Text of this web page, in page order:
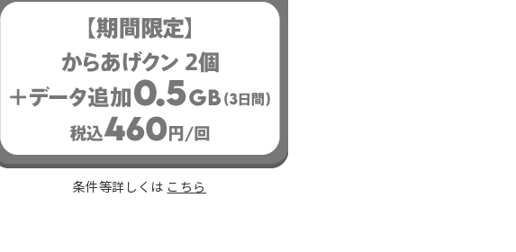
条件等詳しくは こちら